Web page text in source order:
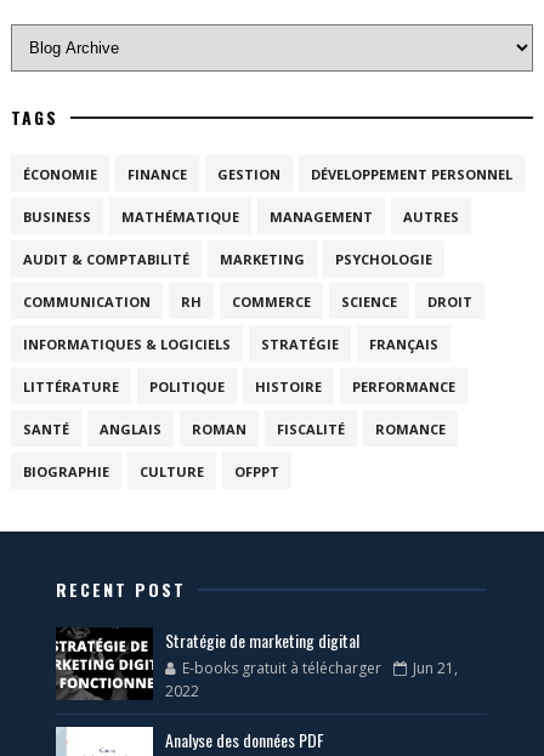
TAGS
ÉCONOMIE FINANCE GESTION DÉVELOPPEMENT PERSONNEL
BUSINESS MATHÉMATIQUE MANAGEMENT AUTRES
AUDIT & COMPTABILITÉ MARKETING PSYCHOLOGIE
COMMUNICATION RH COMMERCE SCIENCE DROIT
INFORMATIQUES & LOGICIELS STRATÉGIE FRANÇAIS
LITTÉRATURE POLITIQUE HISTOIRE PERFORMANCE
SANTÉ ANGLAIS ROMAN FISCALITÉ ROMANCE
BIOGRAPHIE CULTURE OFPPT
RECENT POST
Stratégie de marketing digital
E-books gratuit à télécharger
Jun 21,
2022
Analyse des données PDF